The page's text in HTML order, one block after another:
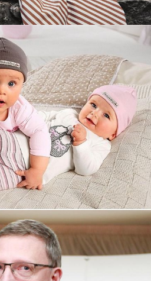
интернет-
на 25%!
проект